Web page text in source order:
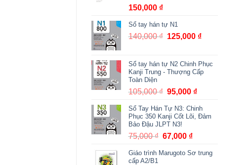
150,000 ₫
Sổ tay hán tự N1
140,000₫ Giá
140,000 ₫.
125,000 ₫
là:
Sổ tay hán tự N2 Chinh Phục
Kanji Trung - Thượng Cấp
Toàn Diện
105,000₫ Giá
là:
105,000 ₫.
95,000 ₫
tại
Sổ Tay Hán Tự N3: Chinh
Phục 350 Kanji Cốt Lõi, Đảm
Bảo Đậu JLPT N3!
75,000₫ Giá
là:
67,000 ₫
tại
Giáo trình Marugoto Sơ trung
cấp A2/B1